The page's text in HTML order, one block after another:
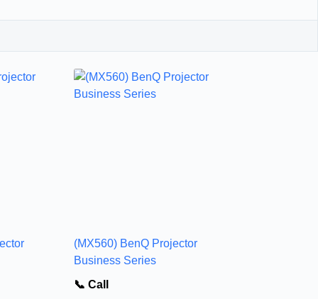
(MX560) BenQ Projector
Business Series
📞 Call